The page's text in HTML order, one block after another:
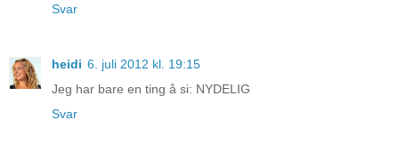
Svar
heidi 6. juli 2012 kl. 19:15
Jeg har bare en ting å si: NYDELIG
Svar